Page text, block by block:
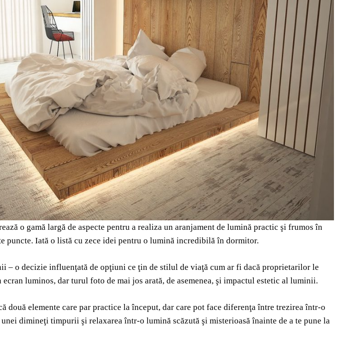
o gamă largă de aspecte pentru a realiza un aranjament de lumină practic şi frumos în
puncte. Iată o listă cu zece idei pentru o lumină incredibilă în dormitor.
– o decizie influenţată de opţiuni ce ţin de stilul de viaţă cum ar fi dacă proprietarilor le
luminos, dar turul foto de mai jos arată, de asemenea, şi impactul estetic al luminii.
două elemente care par practice la început, dar care pot face diferenţa între trezirea într-o
dimineţi timpurii şi relaxarea într-o lumină scăzută şi misterioasă înainte de a te pune la